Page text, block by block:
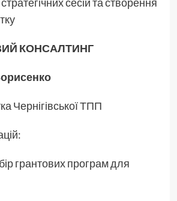
КОНСАЛТИНГ
Чернігівської ТПП
грантових програм для